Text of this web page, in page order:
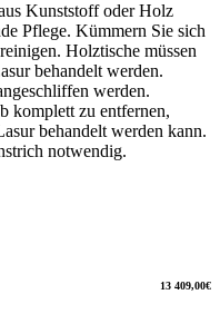
Kunststoff oder Holz
Pflege. Kümmern Sie sich
Holztische müssen
behandelt werden.
werden.
komplett zu entfernen,
behandelt werden kann.
notwendig.
13 409,00€